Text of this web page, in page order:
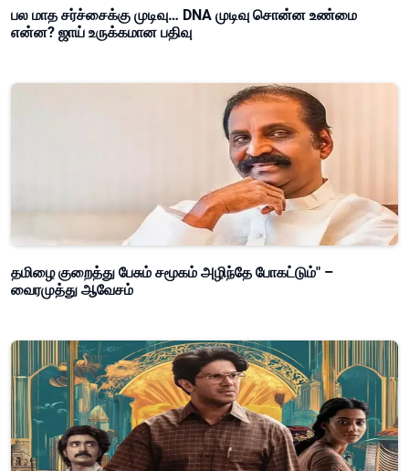
பல மாத சர்ச்சைக்கு முடிவு… DNA முடிவு சொன்ன உண்மை
என்ன? ஜாய் உருக்கமான பதிவு
தமிழை குறைத்து பேசும் சமூகம் அழிந்தே போகட்டும்" –
வைரமுத்து ஆவேசம்